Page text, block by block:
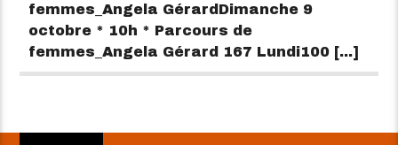
femmes_Angela GérardDimanche 9
octobre * 10h * Parcours de
femmes_Angela Gérard 167 Lundi100 [...]